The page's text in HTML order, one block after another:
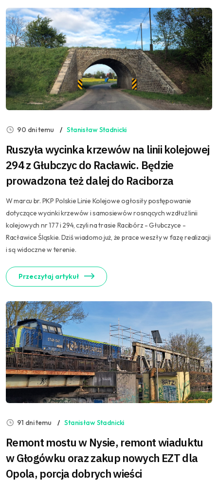
90 dni temu Stanisław Stadnicki
Ruszyła wycinka krzewów na linii kolejowej
294 z Głubczyc do Racławic. Będzie
prowadzona też dalej do Raciborza
W marcu br. PKP Polskie Linie Kolejowe ogłosiły postępowanie
dotyczące wycinki krzewów i samosiewów rosnących wzdłuż linii
kolejowych nr 177 i 294, czyli na trasie Racibórz - Głubczyce -
Racławice Śląskie. Dziś wiadomo już, że prace weszły w fazę realizacji
i są widoczne w terenie.
Przeczytaj artykuł
91 dni temu Stanisław Stadnicki
Remont mostu w Nysie, remont wiaduktu
w Głogówku oraz zakup nowych EZT dla
Opola, porcja dobrych wieści